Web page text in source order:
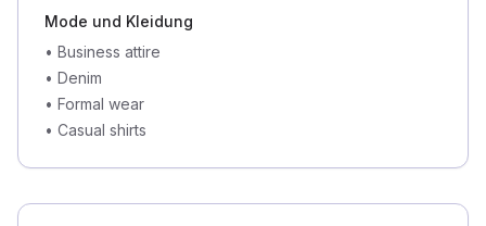
Mode und Kleidung
• Business attire
• Denim
• Formal wear
• Casual shirts